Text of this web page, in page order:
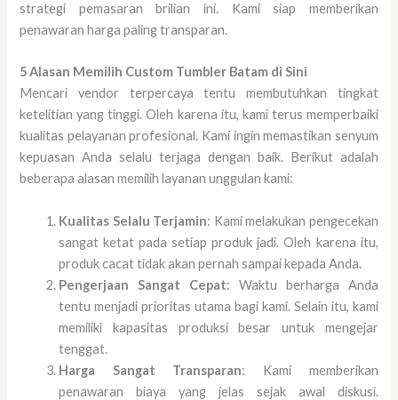
strategi pemasaran brilian ini. Kami siap memberikan
penawaran harga paling transparan.
5 Alasan Memilih Custom Tumbler Batam di Sini
Mencari vendor terpercaya tentu membutuhkan tingkat
ketelitian yang tinggi. Oleh karena itu, kami terus memperbaiki
kualitas pelayanan profesional. Kami ingin memastikan senyum
kepuasan Anda selalu terjaga dengan baik. Berikut adalah
beberapa alasan memilih layanan unggulan kami:
Kualitas Selalu Terjamin: Kami melakukan pengecekan
sangat ketat pada setiap produk jadi. Oleh karena itu,
produk cacat tidak akan pernah sampai kepada Anda.
Pengerjaan Sangat Cepat: Waktu berharga Anda
tentu menjadi prioritas utama bagi kami. Selain itu, kami
memiliki kapasitas produksi besar untuk mengejar
tenggat.
Harga Sangat Transparan: Kami memberikan
penawaran biaya yang jelas sejak awal diskusi.